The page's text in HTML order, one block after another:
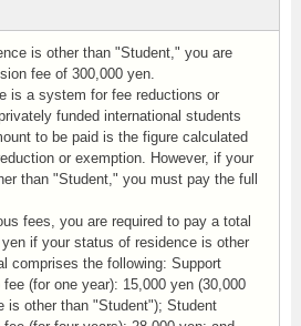
is other than "Student," you are
fee of 300,000 yen.
is a system for fee reductions or
funded international students
to be paid is the figure calculated
or exemption. However, if your
than "Student," you must pay the full
fees, you are required to pay a total
if your status of residence is other
comprises the following: Support
(for one year): 15,000 yen (30,000
is other than "Student"); Student